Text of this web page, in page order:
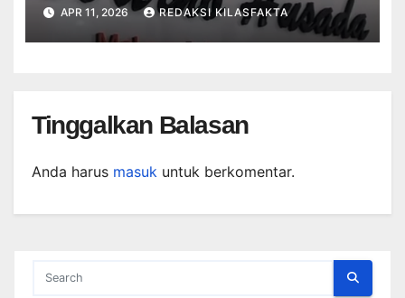
APR 11, 2026 REDAKSI KILASFAKTA
Tinggalkan Balasan
Anda harus masuk untuk berkomentar.